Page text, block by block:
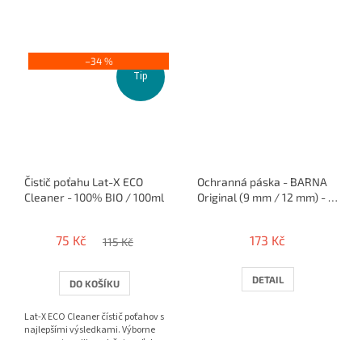
Tip
–34 %
Čistič poťahu Lat-X ECO
Cleaner - 100% BIO / 100ml
75 Kč 115 Kč
DO KOŠÍKU
Lat-X ECO Cleaner čístič poťahov s
najlepšími výsledkami. Výborne
Ochranná páska - BARNA
Original (9 mm / 12 mm) - 5
173 Kč
DETAIL